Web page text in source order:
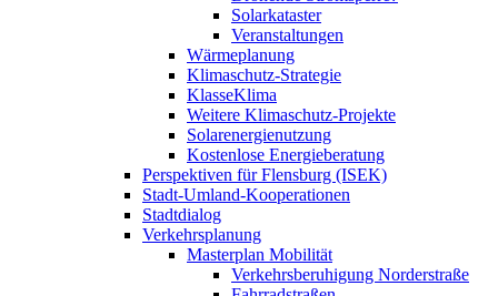
Solarkataster
Veranstaltungen
Wärmeplanung
Klimaschutz-Strategie
KlasseKlima
Weitere Klimaschutz-Projekte
Solarenergienutzung
Kostenlose Energieberatung
Perspektiven für Flensburg (ISEK)
Stadt-Umland-Kooperationen
Stadtdialog
Verkehrsplanung
Masterplan Mobilität
Verkehrsberuhigung Norderstraße